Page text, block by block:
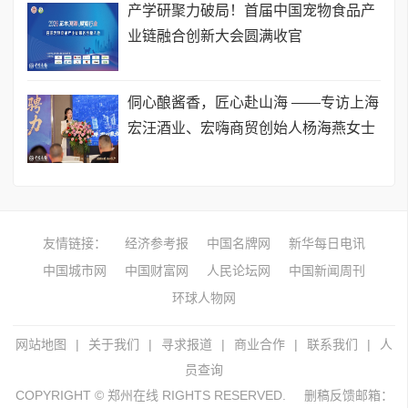
产学研聚力破局！首届中国宠物食品产
业链融合创新大会圆满收官
侗心酿酱香，匠心赴山海 ——专访上海
宏汪酒业、宏嗨商贸创始人杨海燕女士
友情链接： 经济参考报 中国名牌网
新华每日电讯
中国城市网
中国财富网 人民论坛网
中国新闻周刊
环球人物网
网站地图 | 关于我们 | 寻求报道 | 商业合作 | 联系我们 |
人
员查询
COPYRIGHT © 郑州在线 RIGHTS RESERVED.
删稿反馈邮箱：